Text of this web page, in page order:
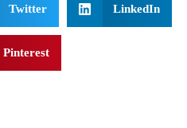
Twitter LinkedIn
Pinterest